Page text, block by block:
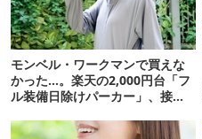
モンベル・ワークマンで買えな
かった…。楽天の2,000円台「フ
ル装備日除けパーカー」、接触